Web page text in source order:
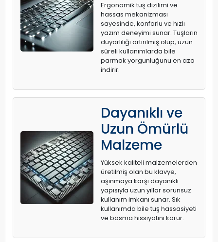
Ergonomik tuş dizilimi ve
hassas mekanizması
sayesinde, konforlu ve hızlı
yazım deneyimi sunar. Tuşların
duyarlılığı artırılmış olup, uzun
süreli kullanımlarda bile
parmak yorgunluğunu en aza
indirir.
Dayanıklı ve
Uzun Ömürlü
Malzeme
Yüksek kaliteli malzemelerden
üretilmiş olan bu klavye,
aşınmaya karşı dayanıklı
yapısıyla uzun yıllar sorunsuz
kullanım imkanı sunar. Sık
kullanımda bile tuş hassasiyeti
ve basma hissiyatını korur.